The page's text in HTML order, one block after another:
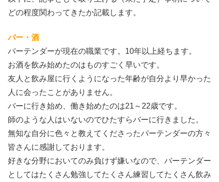
どの程度関わってきたか記載します。
バー・酒
バーテンダーが現在の職業です。10年以上経ちます。
お酒を飲み始めたのはものすごく早いです。
友人と飲み屋に行くようになった年齢が自分より早かった
人に会ったことがありません。
バーに行き始め、働き始めたのは21～22歳です。
師のような人はいないのでひたすらバーに行きました。
無知な自分に色々と教えてくださったバーテンダーの方々
皆さんに感謝しております。
好きな分野においてのみ負けず嫌いなので、バーテンダー
としてはたくさん勉強してたくさん練習してたくさん飲み